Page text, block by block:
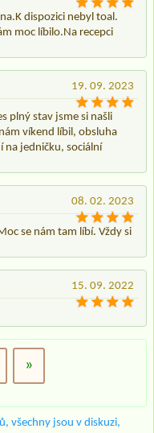
dispozici nebyl toal.
moc líbilo.Na recepci
19. 09. 2023
plný stav jsme si našli
víkend líbil, obsluha
na jedničku, sociální
08. 02. 2023
se nám tam líbí. Vždy si
15. 09. 2022
»
všechny jsou v diskuzi,